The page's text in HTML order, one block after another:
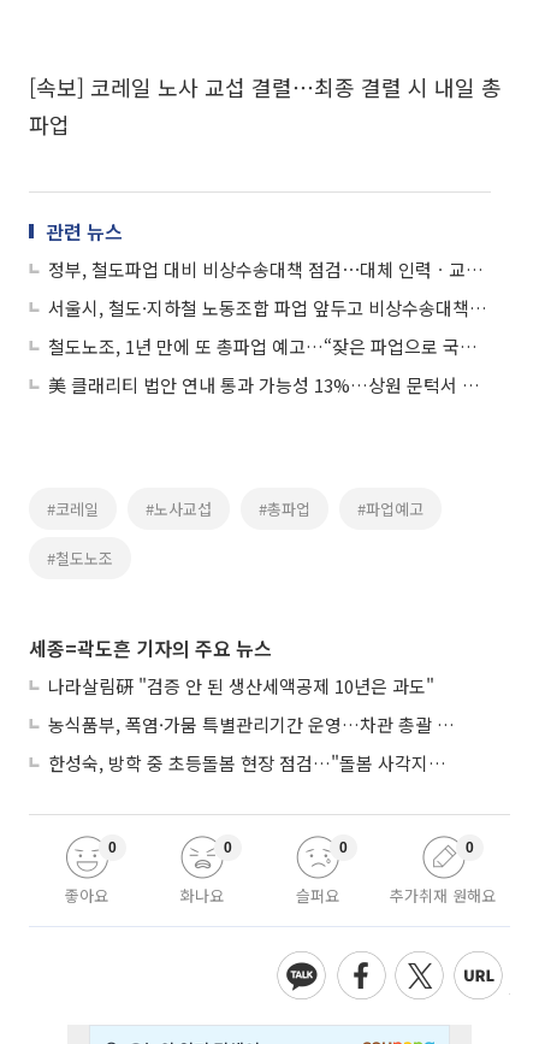
[속보] 코레일 노사 교섭 결렬⋯최종 결렬 시 내일 총
파업
관련 뉴스
정부, 철도파업 대비 비상수송대책 점검⋯대체 인력ㆍ교통수단 투입
서울시, 철도·지하철 노동조합 파업 앞두고 비상수송대책 시행
철도노조, 1년 만에 또 총파업 예고…“잦은 파업으로 국민 불편 커져”
美 클래리티 법안 연내 통과 가능성 13%…상원 문턱서 제동
#코레일 #노사교섭 #총파업 #파업예고
#철도노조
세종=곽도흔 기자의 주요 뉴스
나라살림硏 "검증 안 된 생산세액공제 10년은 과도"
농식품부, 폭염·가뭄 특별관리기간 운영…차관 총괄 대응체계 격상
한성숙, 방학 중 초등돌봄 현장 점검…"돌봄 사각지대 없애야"
좋아요
0
화나요
0
슬퍼요
0
추가취재 원해요
0